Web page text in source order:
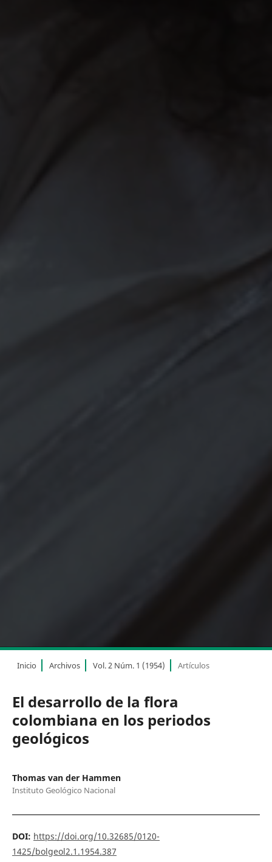
Inicio Archivos Vol. 2 Núm. 1 (1954) Artículos
El desarrollo de la flora
colombiana en los periodos
geológicos
Thomas van der Hammen
Instituto Geológico Nacional
DOI: https://doi.org/10.32685/0120-
1425/bolgeol2.1.1954.387